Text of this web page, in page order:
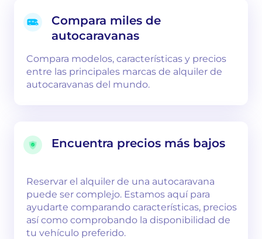
Compara miles de
autocaravanas
Compara modelos, características y precios
entre las principales marcas de alquiler de
autocaravanas del mundo.
Encuentra precios más bajos
Reservar el alquiler de una autocaravana
puede ser complejo. Estamos aquí para
ayudarte comparando características, precios
así como comprobando la disponibilidad de
tu vehículo preferido.